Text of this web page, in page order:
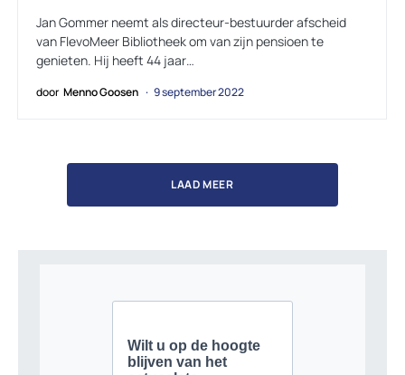
Jan Gommer neemt als directeur-bestuurder afscheid
van FlevoMeer Bibliotheek om van zijn pensioen te
genieten. Hij heeft 44 jaar…
door Menno Goosen 9 september 2022
LAAD MEER